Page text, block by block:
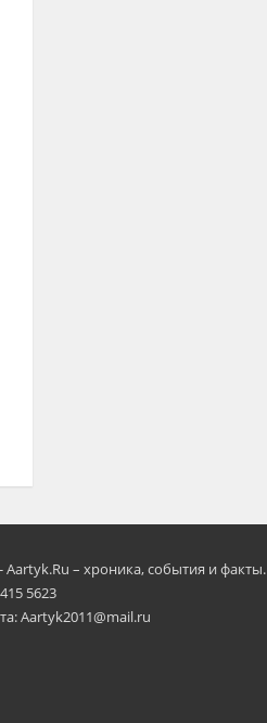
– хроника, события и факты.
5623
Aartyk2011@mail.ru